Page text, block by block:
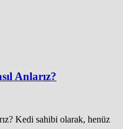
Anlarız?
Kedi sahibi olarak, henüz